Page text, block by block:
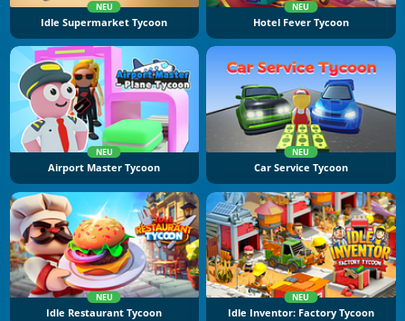
NEU
Idle Supermarket Tycoon
NEU
Hotel Fever Tycoon
NEU
Airport Master Tycoon
NEU
Car Service Tycoon
NEU
Idle Restaurant Tycoon
NEU
Idle Inventor: Factory Tycoon